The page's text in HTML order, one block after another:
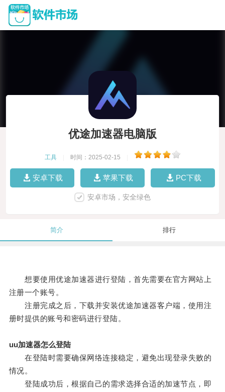
优途加速器电脑版
工具 时间：2025-02-15
安卓下载 苹果下载 PC下载
安卓市场，安全绿色
简介 排行
想要使用优途加速器进行登陆，首先需要在官方网站上
注册一个账号。
注册完成之后，下载并安装优途加速器客户端，使用注
册时提供的账号和密码进行登陆。
uu加速器怎么登陆
在登陆时需要确保网络连接稳定，避免出现登录失败的
情况。
登陆成功后，根据自己的需求选择合适的加速节点，即